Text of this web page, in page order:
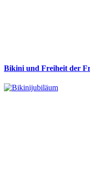
Bikini und Freiheit der